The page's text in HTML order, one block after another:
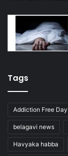
Tags
Addiction Free Day
belagavi news
Havyaka habba